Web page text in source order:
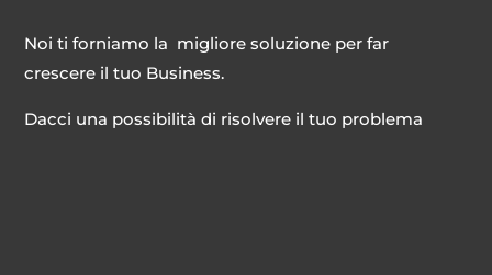
Noi ti forniamo la migliore soluzione per far
crescere il tuo Business.
Dacci una possibilità di risolvere il tuo problema